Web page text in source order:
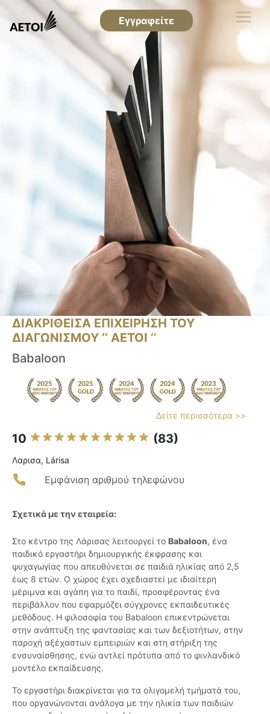
Εγγραφείτε
ΔΙΑΚΡΙΘΕΙΣΑ ΕΠΙΧΕΙΡΗΣΗ ΤΟΥ
ΔΙΑΓΩΝΙΣΜΟΥ ‘’ ΑΕΤΟΙ ‘’
Babaloon
Δείτε περισσότερα >>
10 (83)
Λαρισα, Lárisa
Εμφάνιση αριθμού τηλεφώνου
Σχετικά με την εταιρεία:
Στο κέντρο της Λάρισας λειτουργεί το Babaloon, ένα
παιδικό εργαστήρι δημιουργικής έκφρασης και
ψυχαγωγίας που απευθύνεται σε παιδιά ηλικίας από 2,5
έως 8 ετών. Ο χώρος έχει σχεδιαστεί με ιδιαίτερη
μέριμνα και αγάπη για το παιδί, προσφέροντας ένα
περιβάλλον που εφαρμόζει σύγχρονες εκπαιδευτικές
μεθόδους. Η φιλοσοφία του Babaloon επικεντρώνεται
στην ανάπτυξη της φαντασίας και των δεξιοτήτων, στην
παροχή αξέχαστων εμπειριών και στη στήριξη της
ενσυναίσθησης, ενώ αντλεί πρότυπα από το φινλανδικό
μοντέλο εκπαίδευσης.
Το εργαστήρι διακρίνεται για τα ολιγομελή τμήματά του,
που οργανώνονται ανάλογα με την ηλικία των παιδιών